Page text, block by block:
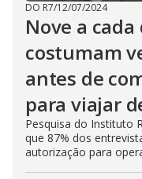
DO R7/12/07/2024
Nove a
costumam
antes de
para viajar
Pesquisa do Instituto
que 87% dos
autorização para